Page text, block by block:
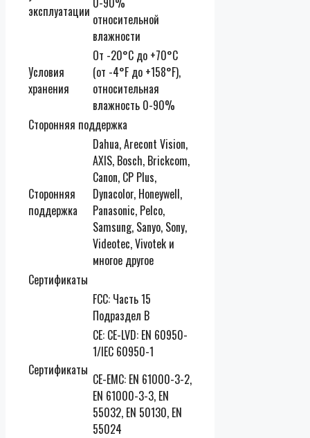
эксплуатации относительной
влажности
Условия
хранения
От -20°C до +70°C
(от -4°F до +158°F),
относительная
влажность 0-90%
Сторонняя поддержка
Сторонняя
поддержка
Dahua, Arecont Vision,
AXIS, Bosch, Brickcom,
Canon, CP Plus,
Dynacolor, Honeywell,
Panasonic, Pelco,
Samsung, Sanyo, Sony,
Videotec, Vivotek и
многое другое
Сертификаты
Сертификаты
FCC: Часть 15
Подраздел B
CE: CE-LVD: EN 60950-
1/IEC 60950-1
CE-EMC: EN 61000-3-2,
EN 61000-3-3, EN
55032, EN 50130, EN
55024